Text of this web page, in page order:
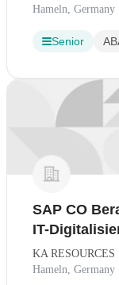
Hameln, Germany
Senior
SAP CO
IT-
Hameln
KA RESOURCES
Hameln, Germany